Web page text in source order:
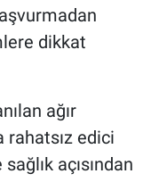
dikkat
ağır
rahatsız edici
açısından